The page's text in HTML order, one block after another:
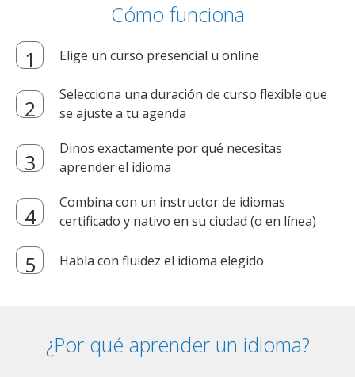
Cómo funciona
Elige un curso presencial u online
Selecciona una duración de curso flexible que
se ajuste a tu agenda
Dinos exactamente por qué necesitas
aprender el idioma
Combina con un instructor de idiomas
certificado y nativo en su ciudad (o en línea)
Habla con fluidez el idioma elegido
¿Por qué aprender un idioma?